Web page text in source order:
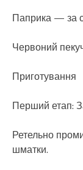
Паприка — за
Червоний
Приготування
Перший етап:
Ретельно
шматки.